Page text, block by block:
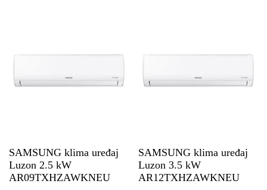
SAMSUNG klima uređaj
Luzon 2.5 kW
AR09TXHZAWKNEU
SAMSUNG klima uređaj
Luzon 3.5 kW
AR12TXHZAWKNEU